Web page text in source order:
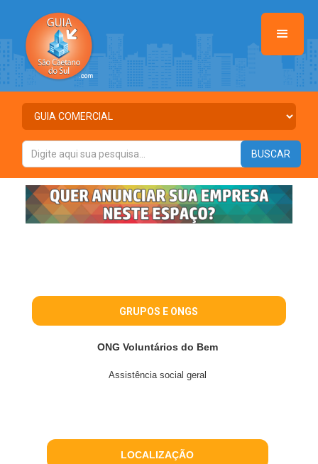
GRUPOS E ONGS
ONG Voluntários do Bem
Assistência social geral
LOCALIZAÇÃO